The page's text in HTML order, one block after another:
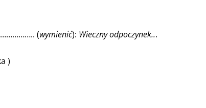
(wymienić): Wieczny odpoczynek...
)